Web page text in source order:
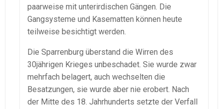
paarweise mit unterirdischen Gängen. Die
Gangsysteme und Kasematten können heute
teilweise besichtigt werden.
Die Sparrenburg überstand die Wirren des
30jährigen Krieges unbeschadet. Sie wurde zwar
mehrfach belagert, auch wechselten die
Besatzungen, sie wurde aber nie erobert. Nach
der Mitte des 18. Jahrhunderts setzte der Verfall